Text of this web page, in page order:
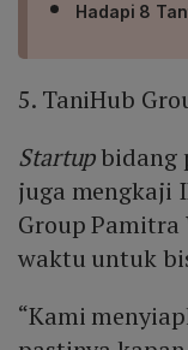
Hadapi 8
5. TaniHub
Startupbidang
juga mengkaji
Group
waktu untuk
“Kami